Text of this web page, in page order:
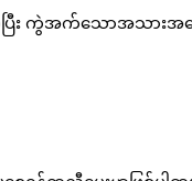
ြီး ကွဲအက်သောအသားအ